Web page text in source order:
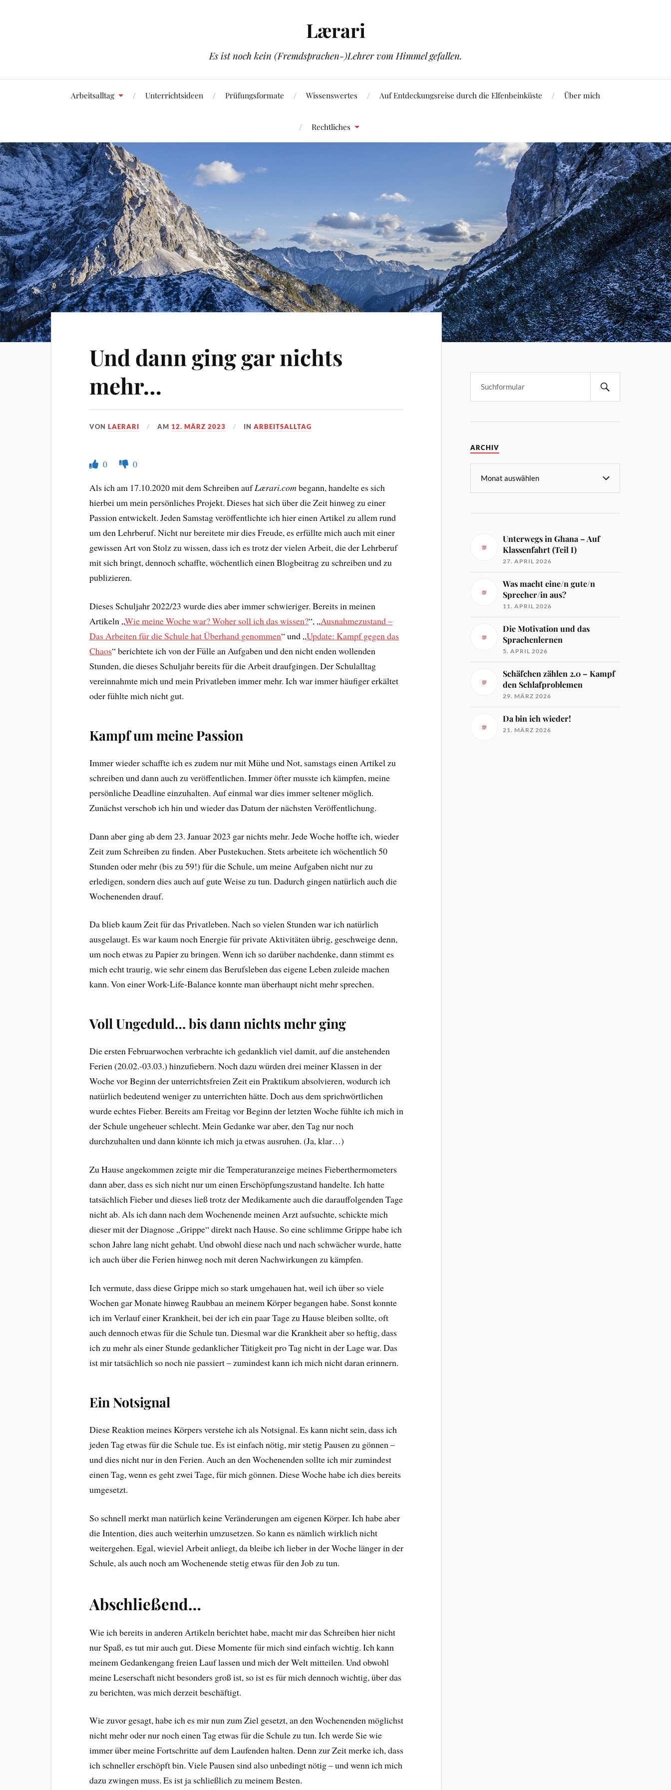
Lærari
Es ist noch kein (Fremdsprachen-)Lehrer vom Himmel gefallen.
Arbeitsalltag Unterrichtsideen Prüfungsformate Wissenswertes Auf Entdeckungsreise durch die Elfenbeinküste Über mich
Rechtliches
Und dann ging gar nichts
mehr…
VONLAERARI AM 12. MÄRZ 2023 INARBEITSALLTAG
0
0
Als ich am 17.10.2020 mit dem Schreiben aufLærari.combegann, handelte es sich
hierbei um mein persönliches Projekt. Dieses hat sich über die Zeit hinweg zu einer
Passion entwickelt. Jeden Samstag veröffentlichte ich hier einen Artikel zu allem rund
um den Lehrberuf. Nicht nur bereitete mir dies Freude, es erfüllte mich auch mit einer
gewissen Art von Stolz zu wissen, dass ich es trotz der vielen Arbeit, die der Lehrberuf
mit sich bringt, dennoch schaffte, wöchentlich einen Blogbeitrag zu schreiben und zu
publizieren.
Dieses Schuljahr 2022/23 wurde dies aber immer schwieriger. Bereits in meinen
Artikeln „Wie meine Woche war? Woher soll ich das wissen?“, „Ausnahmezustand –
Das Arbeiten für die Schule hat Überhand genommen“ und „Update: Kampf gegen das
Chaos“ berichtete ich von der Fülle an Aufgaben und den nicht enden wollenden
Stunden, die dieses Schuljahr bereits für die Arbeit draufgingen. Der Schulalltag
vereinnahmte mich und mein Privatleben immer mehr. Ich war immer häufiger erkältet
oder fühlte mich nicht gut.
Kampf um meine Passion
Immer wieder schaffte ich es zudem nur mit Mühe und Not, samstags einen Artikel zu
schreiben und dann auch zu veröffentlichen. Immer öfter musste ich kämpfen, meine
persönliche Deadline einzuhalten. Auf einmal war dies immer seltener möglich.
Zunächst verschob ich hin und wieder das Datum der nächsten Veröffentlichung.
Dann aber ging ab dem 23. Januar 2023 gar nichts mehr. Jede Woche hoffte ich, wieder
Zeit zum Schreiben zu finden. Aber Pustekuchen. Stets arbeitete ich wöchentlich 50
Stunden oder mehr (bis zu 59!) für die Schule, um meine Aufgaben nicht nur zu
erledigen, sondern dies auch auf gute Weise zu tun. Dadurch gingen natürlich auch die
Wochenenden drauf.
Da blieb kaum Zeit für das Privatleben. Nach so vielen Stunden war ich natürlich
ausgelaugt. Es war kaum noch Energie für private Aktivitäten übrig, geschweige denn,
um noch etwas zu Papier zu bringen. Wenn ich so darüber nachdenke, dann stimmt es
mich echt traurig, wie sehr einem das Berufsleben das eigene Leben zuleide machen
kann. Von einer Work-Life-Balance konnte man überhaupt nicht mehr sprechen.
Voll Ungeduld… bis dann nichts mehr ging
Die ersten Februarwochen verbrachte ich gedanklich viel damit, auf die anstehenden
Ferien (20.02.-03.03.) hinzufiebern. Noch dazu würden drei meiner Klassen in der
Woche vor Beginn der unterrichtsfreien Zeit ein Praktikum absolvieren, wodurch ich
natürlich bedeutend weniger zu unterrichten hätte. Doch aus dem sprichwörtlichen
wurde echtes Fieber. Bereits am Freitag vor Beginn der letzten Woche fühlte ich mich in
der Schule ungeheuer schlecht. Mein Gedanke war aber, den Tag nur noch
durchzuhalten und dann könnte ich mich ja etwas ausruhen. (Ja, klar…)
Zu Hause angekommen zeigte mir die Temperaturanzeige meines Fieberthermometers
dann aber, dass es sich nicht nur um einen Erschöpfungszustand handelte. Ich hatte
tatsächlich Fieber und dieses ließ trotz der Medikamente auch die darauffolgenden Tage
nicht ab. Als ich dann nach dem Wochenende meinen Arzt aufsuchte, schickte mich
dieser mit der Diagnose „Grippe“ direkt nach Hause. So eine schlimme Grippe habe ich
schon Jahre lang nicht gehabt. Und obwohl diese nach und nach schwächer wurde, hatte
ich auch über die Ferien hinweg noch mit deren Nachwirkungen zu kämpfen.
Ich vermute, dass diese Grippe mich so stark umgehauen hat, weil ich über so viele
Wochen gar Monate hinweg Raubbau an meinem Körper begangen habe. Sonst konnte
ich im Verlauf einer Krankheit, bei der ich ein paar Tage zu Hause bleiben sollte, oft
auch dennoch etwas für die Schule tun. Diesmal war die Krankheit aber so heftig, dass
ich zu mehr als einer Stunde gedanklicher Tätigkeit pro Tag nicht in der Lage war. Das
ist mir tatsächlich so noch nie passiert – zumindest kann ich mich nicht daran erinnern.
Ein Notsignal
Diese Reaktion meines Körpers verstehe ich als Notsignal. Es kann nicht sein, dass ich
jeden Tag etwas für die Schule tue. Es ist einfach nötig, mir stetig Pausen zu gönnen –
und dies nicht nur in den Ferien. Auch an den Wochenenden sollte ich mir zumindest
einen Tag, wenn es geht zwei Tage, für mich gönnen. Diese Woche habe ich dies bereits
umgesetzt.
So schnell merkt man natürlich keine Veränderungen am eigenen Körper. Ich habe aber
die Intention, dies auch weiterhin umzusetzen. So kann es nämlich wirklich nicht
weitergehen. Egal, wieviel Arbeit anliegt, da bleibe ich lieber in der Woche länger in der
Schule, als auch noch am Wochenende stetig etwas für den Job zu tun.
Abschließend…
Wie ich bereits in anderen Artikeln berichtet habe, macht mir das Schreiben hier nicht
nur Spaß, es tut mir auch gut. Diese Momente für mich sind einfach wichtig. Ich kann
meinem Gedankengang freien Lauf lassen und mich der Welt mitteilen. Und obwohl
meine Leserschaft nicht besonders groß ist, so ist es für mich dennoch wichtig, über das
zu berichten, was mich derzeit beschäftigt.
Wie zuvor gesagt, habe ich es mir nun zum Ziel gesetzt, an den Wochenenden möglichst
nicht mehr oder nur noch einen Tag etwas für die Schule zu tun. Ich werde Sie wie
immer über meine Fortschritte auf dem Laufenden halten. Denn zur Zeit merke ich, dass
ich schneller erschöpft bin. Viele Pausen sind also unbedingt nötig – und wenn ich mich
dazu zwingen muss. Es ist ja schließlich zu meinem Besten.
ARCHIV
Unterwegs in Ghana – Auf
Klassenfahrt (Teil I)
27. APRIL 2026
Was macht eine/n gute/n
Sprecher/in aus?
11. APRIL 2026
Die Motivation und das
Sprachenlernen
5. APRIL 2026
Schäfchen zählen 2.0 – Kampf
den Schlafproblemen
29. MÄRZ 2026
Da bin ich wieder!
21. MÄRZ 2026